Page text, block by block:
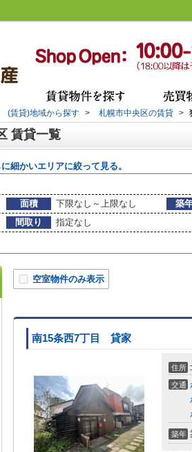
(賃貸)地域から探す > 札幌市中央区の賃貸 >
賃貸一覧
細かいエリアに絞って見る。
面積 下限なし～上限なし 築
間取り
指定なし
空室物件のみ表示
南15条西7丁目 貸家
住所
交通
築年